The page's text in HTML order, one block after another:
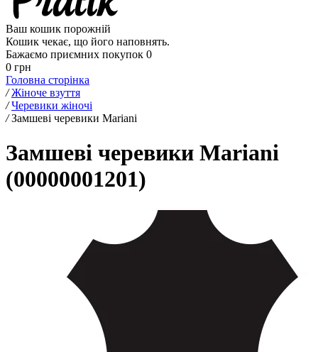
Ваш кошик порожній
Кошик чекає, що його наповнять.
Бажаємо приємних покупок 0
0 грн
Головна сторінка
/ Жіноче взуття
/ Черевики жіночі
/ Замшеві черевики Mariani
Замшеві черевики Mariani
(00000001201)